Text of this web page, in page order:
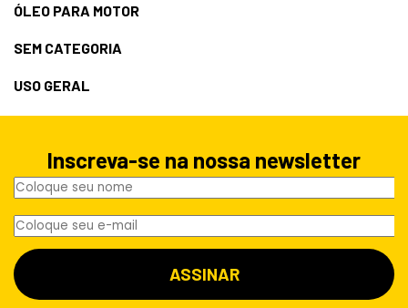
ÓLEO PARA MOTOR
SEM CATEGORIA
USO GERAL
Inscreva-se na nossa newsletter